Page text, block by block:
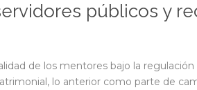
públicos y
de los mentores bajo la
lo anterior como parte de